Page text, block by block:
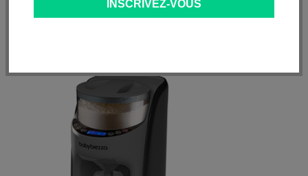
Accueil •Divertissement•appareils• Distributeur de préparation lactée